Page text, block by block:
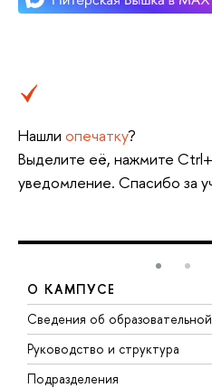
Нашли опечатку?
Выделите её, нажмите
уведомление. Спасибо за
О КАМПУСЕ
Сведения об
Руководство и структура
Подразделения